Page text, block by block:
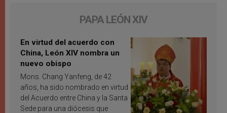
PAPA LEÓN XIV
En virtud del acuerdo con
China, León XIV nombra un
nuevo obispo
Mons. Chang Yanfeng, de 42
años, ha sido nombrado en virtud
del Acuerdo entre China y la Santa
Sede para una diócesis que